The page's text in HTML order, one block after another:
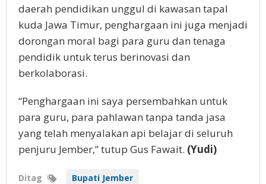
daerah pendidikan unggul di kawasan tapal
kuda Jawa Timur, penghargaan ini juga menjadi
dorongan moral bagi para guru dan tenaga
pendidik untuk terus berinovasi dan
berkolaborasi.
“Penghargaan ini saya persembahkan untuk
para guru, para pahlawan tanpa tanda jasa
yang telah menyalakan api belajar di seluruh
penjuru Jember,” tutup Gus Fawait. (Yudi)
Ditag
Bupati Jember